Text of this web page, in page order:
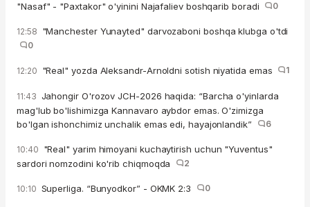
"Nasaf" - "Paxtakor" o'yinini Najafaliev boshqarib boradi
0
12:58 "Manchester Yunayted" darvozaboni boshqa klubga o'tdi
0
12:20 "Real" yozda Aleksandr-Arnoldni sotish niyatida emas 1
11:43 Jahongir O'rozov JCH-2026 haqida: “Barcha o'yinlarda
mag'lub bo'lishimizga Kannavaro aybdor emas. O'zimizga
bo'lgan ishonchimiz unchalik emas edi, hayajonlandik”
6
10:40 "Real" yarim himoyani kuchaytirish uchun "Yuventus"
sardori nomzodini ko'rib chiqmoqda
2
10:10 Superliga. “Bunyodkor” - OKMK 2:3 0